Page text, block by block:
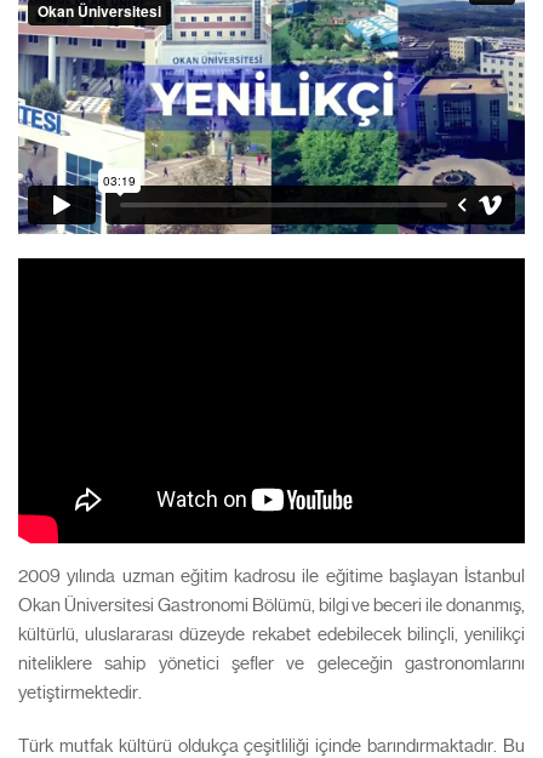
2009 yılında uzman eğitim kadrosu ile eğitime başlayan İstanbul
Okan Üniversitesi Gastronomi Bölümü, bilgi ve beceri ile donanmış,
kültürlü, uluslararası düzeyde rekabet edebilecek bilinçli, yenilikçi
niteliklere sahip yönetici şefler ve geleceğin gastronomlarını
yetiştirmektedir.
Türk mutfak kültürü oldukça çeşitliliği içinde barındırmaktadır. Bu